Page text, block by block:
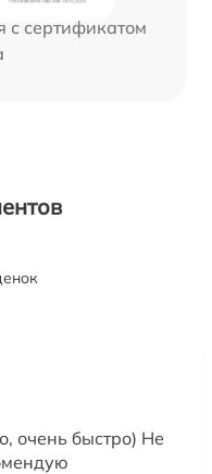
с сертификатом
очень быстро) Не